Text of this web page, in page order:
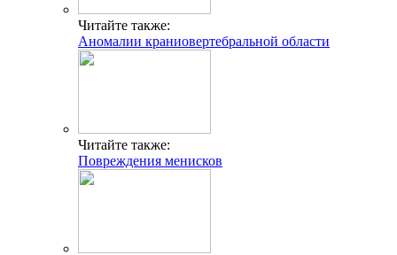
Читайте также:
Аномалии краниовертебральной области
Читайте также:
Повреждения менисков